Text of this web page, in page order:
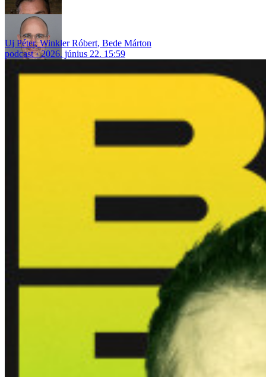
Uj Péter,Winkler Róbert, Bede Márton
podcast
2026. június 22. 15:59